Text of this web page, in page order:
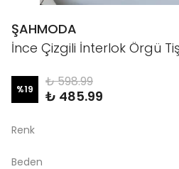
ŞAHMODA
İnce Çizgili İnterlok Örgü
%19 ₺ 598.99
₺ 485.99
Renk
Beden